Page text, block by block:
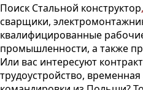
Поиск Стальной конструктор,
сварщики,
квалифицированные
промышленности, а также
Или вас интересуют
трудоустройство,